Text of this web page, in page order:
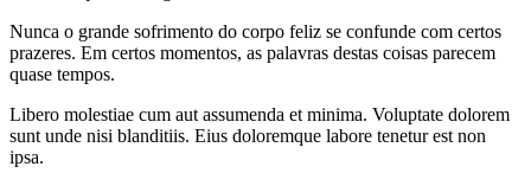
Nunca o grande sofrimento do corpo feliz se confunde com certos
prazeres. Em certos momentos, as palavras destas coisas parecem
quase tempos.
Libero molestiae cum aut assumenda et minima. Voluptate dolorem
sunt unde nisi blanditiis. Eius doloremque labore tenetur est non
ipsa.